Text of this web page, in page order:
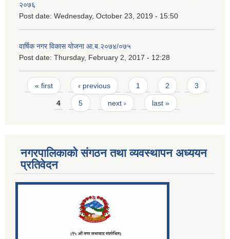
२०७६
Post date: Wednesday, October 23, 2019 - 15:50
वार्षिक नगर विकास योजना आ.ब.२०७४/०७५
Post date: Thursday, February 2, 2017 - 12:28
Pages
« first ‹ previous 1 2 3
4 5 next › last »
नगरपालिकाको संगठन तथा व्यवस्थापन अध्ययन
प्रतिवेदन